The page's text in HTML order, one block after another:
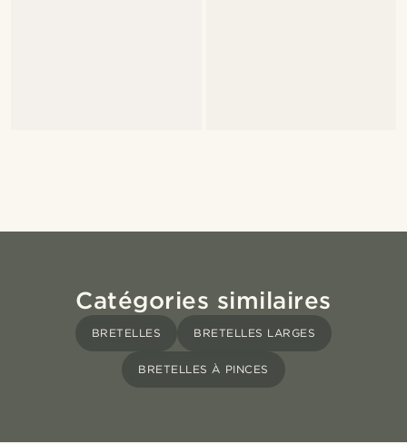
Catégories similaires
BRETELLES BRETELLES LARGES
BRETELLES À PINCES